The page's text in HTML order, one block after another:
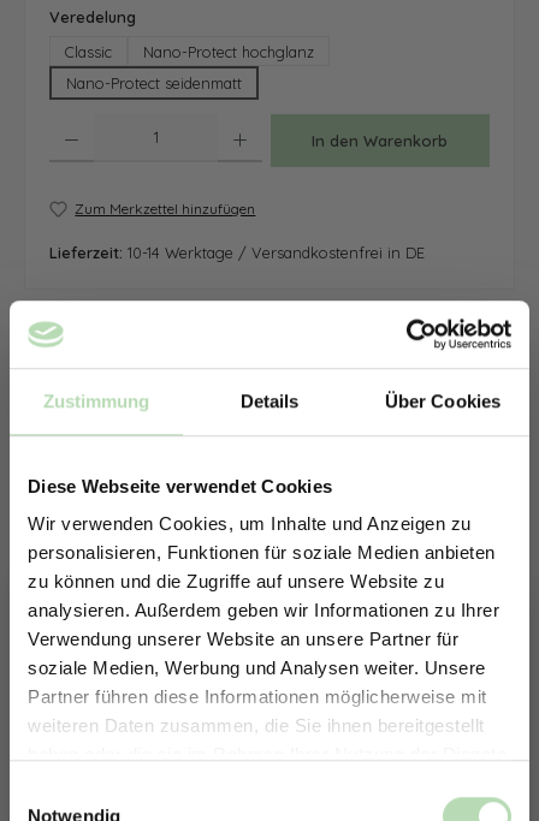
Zustimmung Details Über Cookies
Diese Webseite verwendet Cookies
Wir verwenden Cookies, um Inhalte und Anzeigen zu
personalisieren, Funktionen für soziale Medien anbieten
zu können und die Zugriffe auf unsere Website zu
analysieren. Außerdem geben wir Informationen zu Ihrer
Verwendung unserer Website an unsere Partner für
soziale Medien, Werbung und Analysen weiter. Unsere
Partner führen diese Informationen möglicherweise mit
weiteren Daten zusammen, die Sie ihnen bereitgestellt
Notwendig
Veredelung
Classic
Nano-Protect hochglanz
Nano-Protect seidenmatt
In den Warenkorb
Zum Merkzettel hinzufügen
Lieferzeit: 10-14 Werktage / Versandkostenfrei in DE
Erstelle in nur 4 Schritten deine
ERHALTE 5% RABATT AUF
DEINE RÜCKWÄNDE